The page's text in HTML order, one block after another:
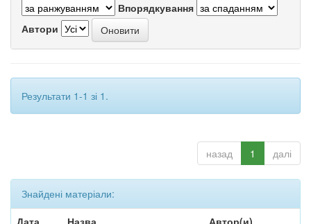
Впорядкування
Автори
Результати 1-1 зі 1.
назад 1 далі
Знайдені матеріали:
Дата
Назва Автор(и)